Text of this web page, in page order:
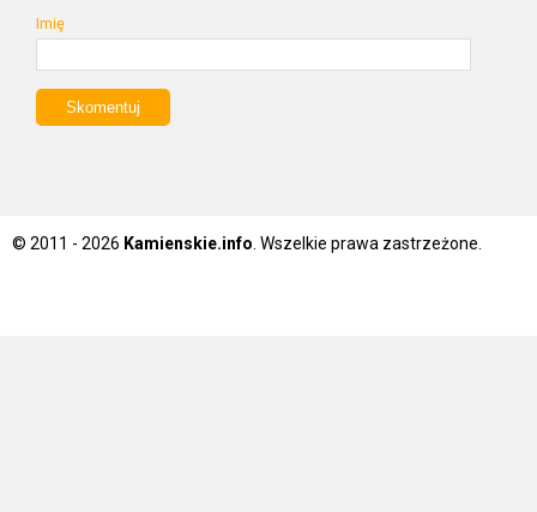
Imię
© 2011 - 2026 Kamienskie.info . Wszelkie prawa zastrzeżone.